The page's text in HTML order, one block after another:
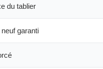
du tablier
garanti